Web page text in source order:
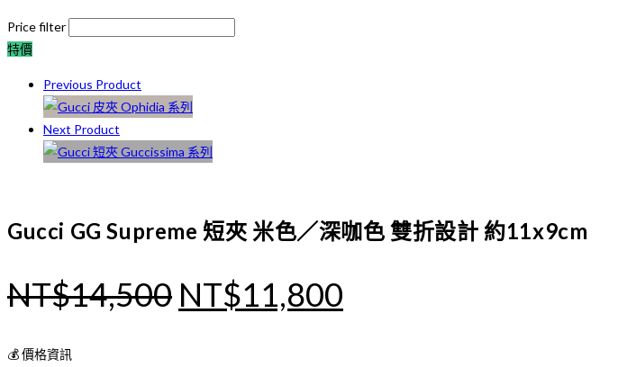
約
Price filter
特價
Previous Product
Next Product
Gucci GG Supreme 短夾 米色／深咖色 雙折設計 約11x9cm
NT$14,500 原
NT$11,800
💰 價格資訊